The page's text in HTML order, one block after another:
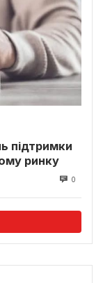
підтримки
ринку
0